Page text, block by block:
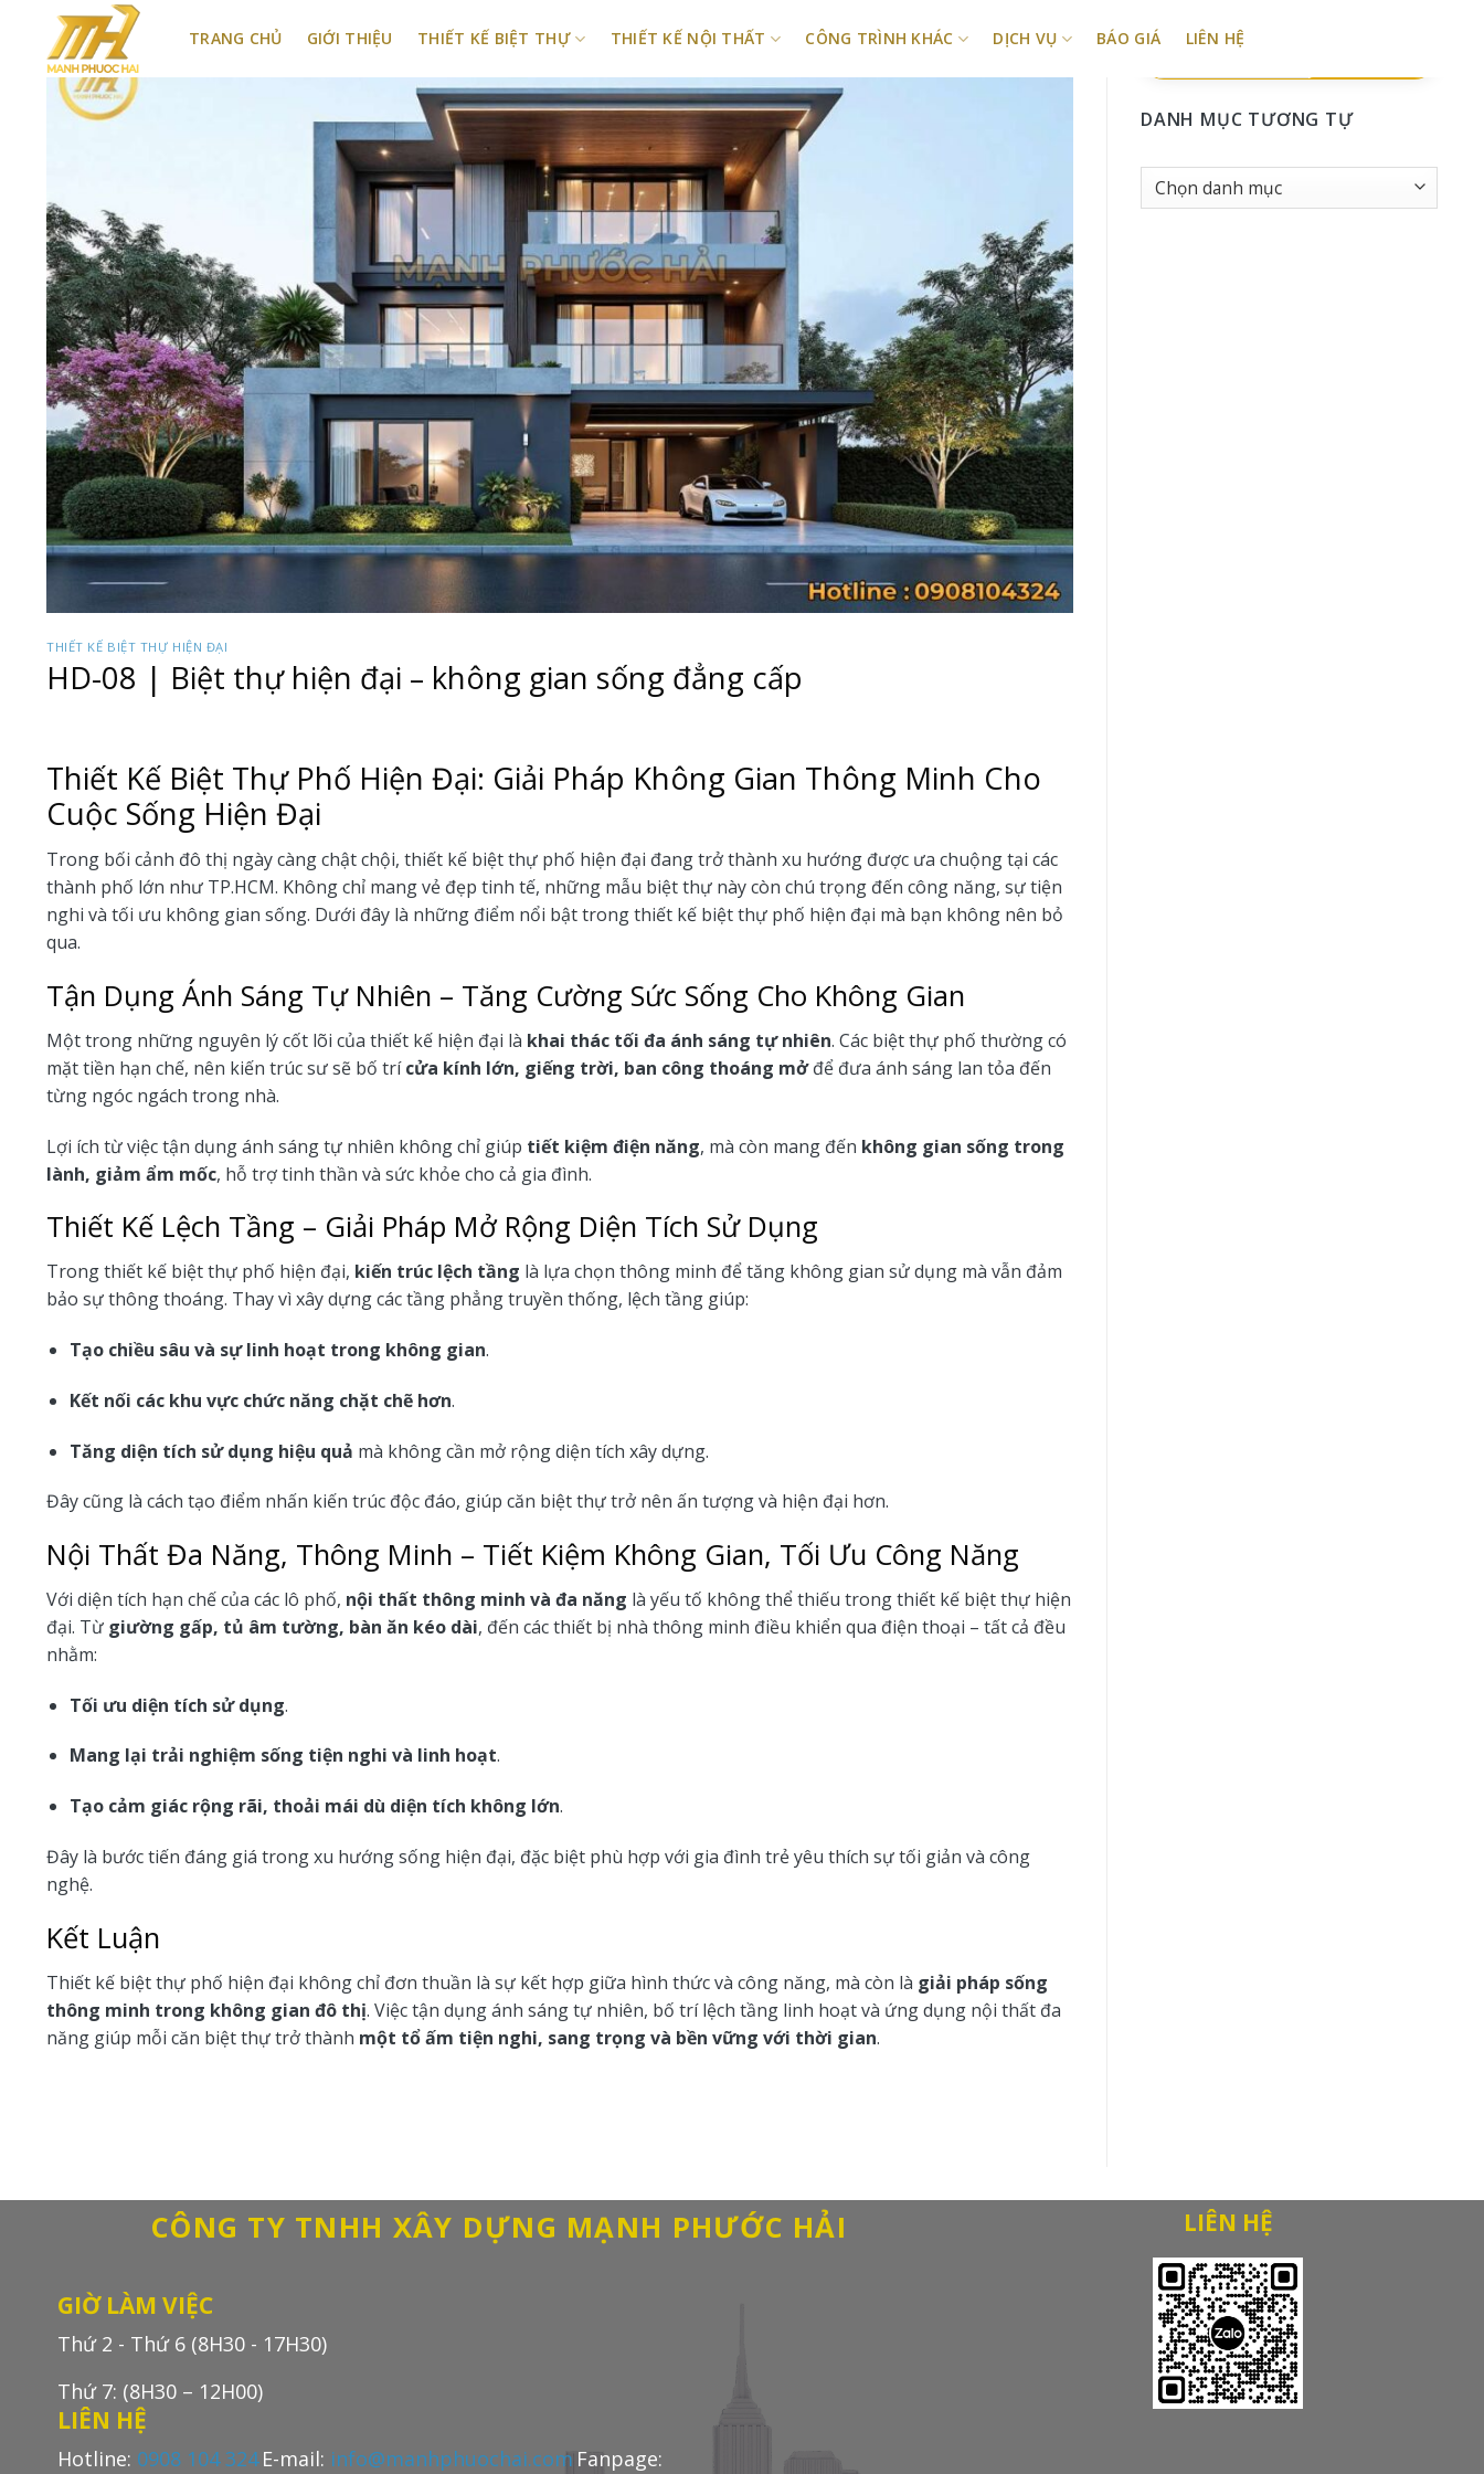
TRANG CHỦ GIỚI THIỆU THIẾT KẾ BIỆT THỰ THIẾT KẾ NỘI THẤT CÔNG TRÌNH KHÁC DỊCH VỤ BÁO GIÁ LIÊN HỆ
THIẾT KẾ BIỆT THỰ HIỆN ĐẠI
HD-08 | Biệt thự hiện đại – không gian sống đẳng cấp
Thiết Kế Biệt Thự Phố Hiện Đại: Giải Pháp Không Gian Thông Minh Cho
Cuộc Sống Hiện Đại
Trong bối cảnh đô thị ngày càng chật chội, thiết kế biệt thự phố hiện đại đang trở thành xu hướng được ưa chuộng tại các
thành phố lớn như TP.HCM. Không chỉ mang vẻ đẹp tinh tế, những mẫu biệt thự này còn chú trọng đến công năng, sự tiện
nghi và tối ưu không gian sống. Dưới đây là những điểm nổi bật trong thiết kế biệt thự phố hiện đại mà bạn không nên bỏ
qua.
Tận Dụng Ánh Sáng Tự Nhiên – Tăng Cường Sức Sống Cho Không Gian
Một trong những nguyên lý cốt lõi của thiết kế hiện đại là khai thác tối đa ánh sáng tự nhiên. Các biệt thự phố thường có
mặt tiền hạn chế, nên kiến trúc sư sẽ bố trícửa kính lớn, giếng trời, ban công thoáng mởđể đưa ánh sáng lan tỏa đến
từng ngóc ngách trong nhà.
Lợi ích từ việc tận dụng ánh sáng tự nhiên không chỉ giúp tiết kiệm điện năng, mà còn mang đến không gian sống trong
lành, giảm ẩm mốc, hỗ trợ tinh thần và sức khỏe cho cả gia đình.
Thiết Kế Lệch Tầng – Giải Pháp Mở Rộng Diện Tích Sử Dụng
Trong thiết kế biệt thự phố hiện đại, kiến trúc lệch tầng là lựa chọn thông minh để tăng không gian sử dụng mà vẫn đảm
bảo sự thông thoáng. Thay vì xây dựng các tầng phẳng truyền thống, lệch tầng giúp:
Tạo chiều sâu và sự linh hoạt trong không gian.
Kết nối các khu vực chức năng chặt chẽ hơn.
Tăng diện tích sử dụng hiệu quả mà không cần mở rộng diện tích xây dựng.
Đây cũng là cách tạo điểm nhấn kiến trúc độc đáo, giúp căn biệt thự trở nên ấn tượng và hiện đại hơn.
Nội Thất Đa Năng, Thông Minh – Tiết Kiệm Không Gian, Tối Ưu Công Năng
Với diện tích hạn chế của các lô phố, nội thất thông minh và đa năng là yếu tố không thể thiếu trong thiết kế biệt thự hiện
đại. Từ giường gấp, tủ âm tường, bàn ăn kéo dài, đến các thiết bị nhà thông minh điều khiển qua điện thoại – tất cả đều
nhằm:
Tối ưu diện tích sử dụng.
Mang lại trải nghiệm sống tiện nghi và linh hoạt.
Tạo cảm giác rộng rãi, thoải mái dù diện tích không lớn.
Đây là bước tiến đáng giá trong xu hướng sống hiện đại, đặc biệt phù hợp với gia đình trẻ yêu thích sự tối giản và công
nghệ.
Kết Luận
Thiết kế biệt thự phố hiện đại không chỉ đơn thuần là sự kết hợp giữa hình thức và công năng, mà còn là giải pháp sống
thông minh trong không gian đô thị. Việc tận dụng ánh sáng tự nhiên, bố trí lệch tầng linh hoạt và ứng dụng nội thất đa
năng giúp mỗi căn biệt thự trở thành một tổ ấm tiện nghi, sang trọng và bền vững với thời gian.
DANH MỤC TƯƠNG TỰ
Danh
Mục
CÔNG TY TNHH XÂY DỰNG MẠNH PHƯỚC HẢI
GIỜ LÀM VIỆC
Thứ 2 - Thứ 6 (8H30 - 17H30)
Thứ 7: (8H30 – 12H00)
LIÊN HỆ
Hotline: 0908 104 324 E-mail: info@manhphuochai.com Fanpage:
LIÊN HỆ